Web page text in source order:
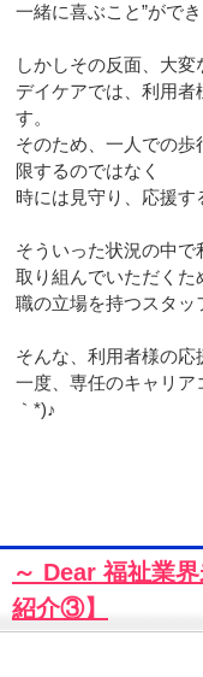
一緒に喜ぶこと”がで
しかしその反面、大変
デイケアでは、利用
す。
そのため、一人での歩
限するのではなく
時には見守り、応援す
そういった状況の中
取り組んでいただくた
職の立場を持つスタッ
そんな、利用者様の
一度、専任のキャリ
｀*)♪
～ Dear 福祉業
紹介③】